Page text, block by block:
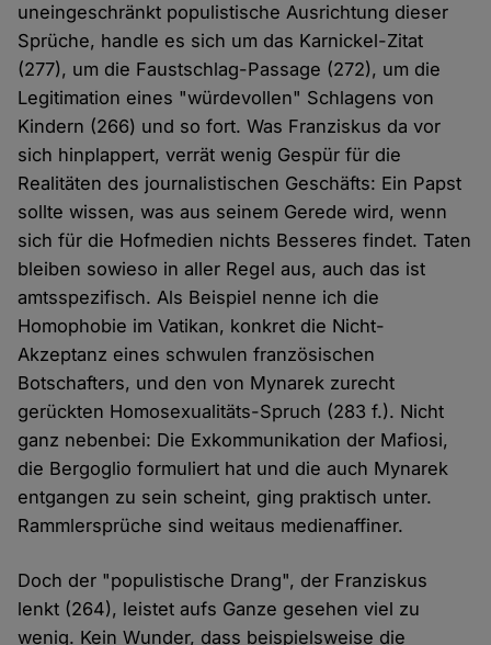
uneingeschränkt populistische Ausrichtung dieser
Sprüche, handle es sich um das Karnickel-Zitat
(277), um die Faustschlag-Passage (272), um die
Legitimation eines "würdevollen" Schlagens von
Kindern (266) und so fort. Was Franziskus da vor
sich hinplappert, verrät wenig Gespür für die
Realitäten des journalistischen Geschäfts: Ein Papst
sollte wissen, was aus seinem Gerede wird, wenn
sich für die Hofmedien nichts Besseres findet. Taten
bleiben sowieso in aller Regel aus, auch das ist
amtsspezifisch. Als Beispiel nenne ich die
Homophobie im Vatikan, konkret die Nicht-
Akzeptanz eines schwulen französischen
Botschafters, und den von Mynarek zurecht
gerückten Homosexualitäts-Spruch (283 f.). Nicht
ganz nebenbei: Die Exkommunikation der Mafiosi,
die Bergoglio formuliert hat und die auch Mynarek
entgangen zu sein scheint, ging praktisch unter.
Rammlersprüche sind weitaus medienaffiner.
Doch der "populistische Drang", der Franziskus
lenkt (264), leistet aufs Ganze gesehen viel zu
wenig. Kein Wunder, dass beispielsweise die